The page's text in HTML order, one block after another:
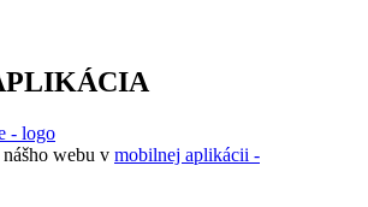
webu v mobilnej aplikácii -